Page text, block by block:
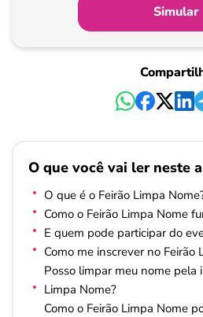
Pagamento
Simular
O que você vai ler neste
O que é o Feirão Limpa
Como o Feirão Limpa Nome
E quem pode participar do
Como me inscrever no Feirão
Posso limpar meu nome pela
Limpa Nome?
Como o Feirão Limpa Nome